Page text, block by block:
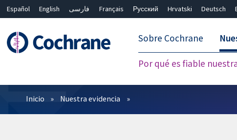
Español English فارسی Français Русский Hrvatski Deutsch
Sobre Cochrane
Por qué es fiable
Filtros
Inicio Nuestra evidencia